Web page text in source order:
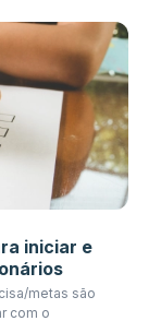
iniciar e
metas são
com o